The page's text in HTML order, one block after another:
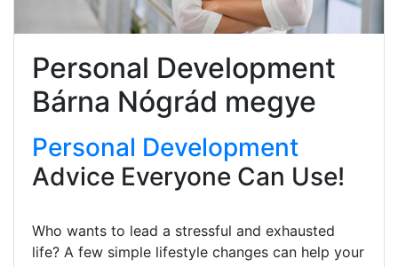
Personal Development
Bárna Nógrád megye
Personal Development
Advice Everyone Can Use!
Who wants to lead a stressful and exhausted
life? A few simple lifestyle changes can help your